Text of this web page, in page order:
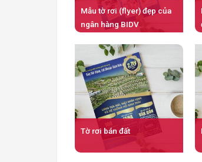
Mẫu tờ rơi (flyer) đẹp của
ngân hàng BIDV
Tờ rơi bán đất